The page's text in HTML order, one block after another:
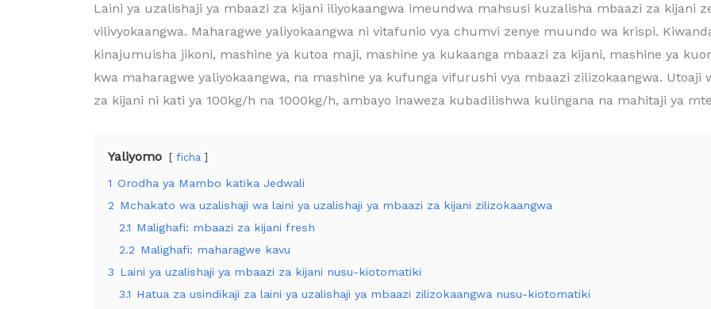
Laini ya uzalishaji ya mbaazi za kijani iliyokaangwa imeundwa mahsusi kuzalisha mbaazi za kijani
vilivyokaangwa. Maharagwe yaliyokaangwa ni vitafunio vya chumvi zenye muundo wa krispi.
kinajumuisha jikoni, mashine ya kutoa maji, mashine ya kukaanga mbaazi za kijani, mashine ya
kwa maharagwe yaliyokaangwa, na mashine ya kufunga vifurushi vya mbaazi zilizokaangwa. Utoaji
za kijani ni kati ya 100kg/h na 1000kg/h, ambayo inaweza kubadilishwa kulingana na mahitaji ya
Yaliyomo ficha
1 Orodha ya Mambo katika Jedwali
2 Mchakato wa uzalishaji wa laini ya uzalishaji ya mbaazi za kijani zilizokaangwa
2.1 Malighafi: mbaazi za kijani fresh
2.2 Malighafi: maharagwe kavu
3 Laini ya uzalishaji ya mbaazi za kijani nusu-kiotomatiki
3.1 Hatua za usindikaji za laini ya uzalishaji ya mbaazi zilizokaangwa nusu-kiotomatiki